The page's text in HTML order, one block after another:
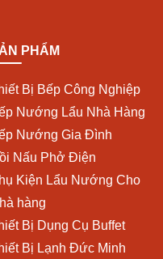
PHẨM
Bị Bếp Công Nghiệp
Nướng Lẩu Nhà Hàng
Nướng Gia Đình
Nấu Phở Điện
Kiện Lẩu Nướng Cho
hàng
Bị Dụng Cụ Buffet
Bị Lạnh Đức Minh